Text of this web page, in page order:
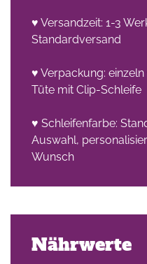
♥ Versandzeit: 1-3
Standardversand
♥ Verpackung:
Tüte mit Clip-Schleife
♥ Schleifenfarbe:
Auswahl,
Wunsch
Nährwerte